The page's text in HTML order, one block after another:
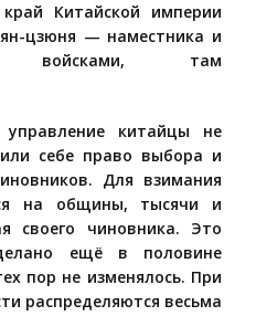
Китайской империи
цзюня — наместника и
войсками, там
управление китайцы не
себе право выбора и
Для взимания
на общины, тысячи и
своего чиновника. Это
ещё в половине
пор не изменялось. При
распределяются весьма